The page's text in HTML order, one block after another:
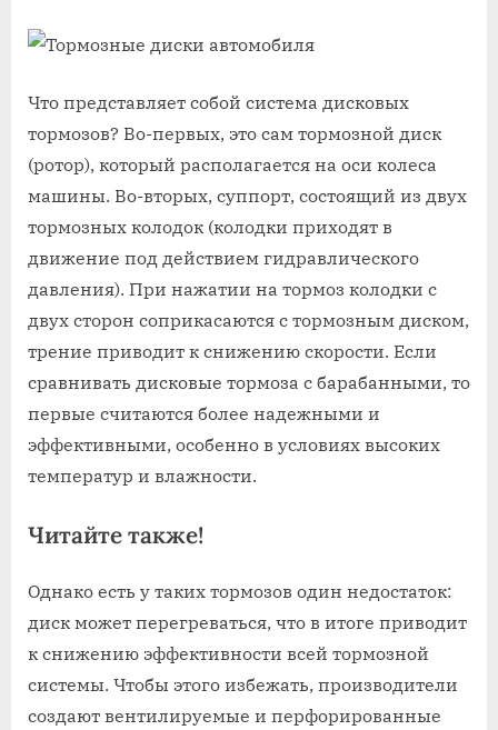
Что представляет собой система дисковых
тормозов? Во-первых, это сам тормозной диск
(ротор), который располагается на оси колеса
машины. Во-вторых, суппорт, состоящий из двух
тормозных колодок (колодки приходят в
движение под действием гидравлического
давления). При нажатии на тормоз колодки с
двух сторон соприкасаются с тормозным диском,
трение приводит к снижению скорости. Если
сравнивать дисковые тормоза с барабанными, то
первые считаются более надежными и
эффективными, особенно в условиях высоких
температур и влажности.
Читайте также!
Однако есть у таких тормозов один недостаток:
диск может перегреваться, что в итоге приводит
к снижению эффективности всей тормозной
системы. Чтобы этого избежать, производители
создают вентилируемые и перфорированные